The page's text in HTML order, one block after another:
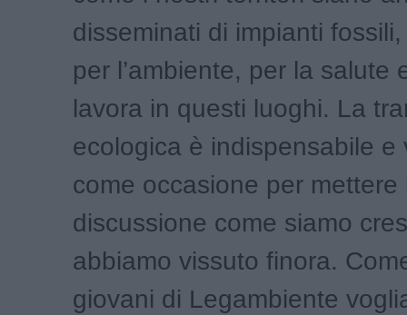
disseminati di impianti
per l’ambiente, per la salute
lavora in questi luoghi. La
ecologica è indispensabile e
come occasione per mettere
discussione come siamo
abbiamo vissuto finora.
giovani di Legambiente